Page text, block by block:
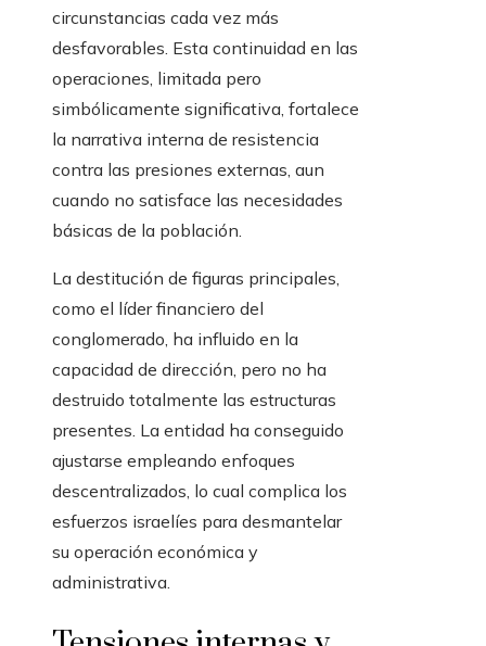
circunstancias cada vez más
desfavorables. Esta continuidad en las
operaciones, limitada pero
simbólicamente significativa, fortalece
la narrativa interna de resistencia
contra las presiones externas, aun
cuando no satisface las necesidades
básicas de la población.
La destitución de figuras principales,
como el líder financiero del
conglomerado, ha influido en la
capacidad de dirección, pero no ha
destruido totalmente las estructuras
presentes. La entidad ha conseguido
ajustarse empleando enfoques
descentralizados, lo cual complica los
esfuerzos israelíes para desmantelar
su operación económica y
administrativa.